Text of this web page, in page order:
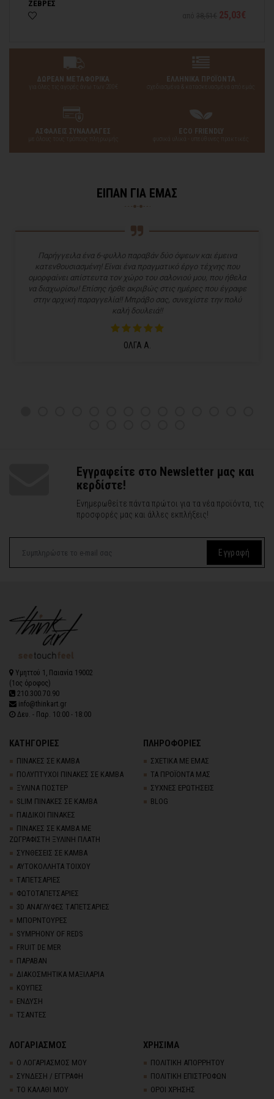
ΖΕΒΡΕΣ
25,03€
ΔΩΡΕΑΝ ΜΕΤΑΦΟΡΙΚΑ
για όλες τις αγορές άνω των 200€
ΕΛΛΗΝΙΚΑ ΠΡΟΪΟΝΤΑ
σχεδιασμένα & κατασκευασμένα από εμάς
ΑΣΦΑΛΕΙΣ ΣΥΝΑΛΛΑΓΕΣ
με όλους τους τρόπους πληρωμής
ECO FRIENDLY
φυσικά υλικά - υπεύθυνες πρακτικές
ΕΙΠΑΝ ΓΙΑ ΕΜΑΣ
Παρήγγειλα ένα 6-φυλλο παραβάν δύο όψεων και έμεινα
κατενθουσιασμένη! Είναι ένα πραγματικό έργο τέχνης που
ομορφαίνει απίστευτα τον χώρο του σαλονιού μου, που ήθελα
να διαχωρίσω! Επίσης ήρθε ακριβώς στις ημέρες που έγραφε
στην αρχική παραγγελία!! Μπράβο σας, συνεχίστε την πολύ
καλή δουλειά!!
ΟΛΓΑ Α.
Εγγραφείτε στο Newsletter μας και
κερδίστε!
Ενημερωθείτε πάντα πρώτοι για τα νέα προϊόντα, τις
προσφορές μας και άλλες εκπλήξεις!
Εγγραφή
Υμηττού 1, Παιανία 19002
(1ος όροφος)
210.300.70.90
info@thinkart.gr
Δευ. - Παρ. 10:00 - 18:00
ΚΑΤΗΓΟΡΙΕΣ
ΠΙΝΑΚΕΣ ΣΕ ΚΑΜΒΑ
ΠΟΛΥΠΤΥΧΟΙ ΠΙΝΑΚΕΣ ΣΕ ΚΑΜΒΑ
ΞΥΛΙΝΑ ΠΟΣΤΕΡ
SLIM ΠΙΝΑΚΕΣ ΣΕ ΚΑΜΒΑ
ΠΑΙΔΙΚΟΙ ΠΙΝΑΚΕΣ
ΠΙΝΑΚΕΣ ΣΕ ΚΑΜΒΑ ΜΕ
ΖΩΓΡΑΦΙΣΤΗ ΞΥΛΙΝΗ ΠΛΑΤΗ
ΣΥΝΘΕΣΕΙΣ ΣΕ ΚΑΜΒΑ
ΑΥΤΟΚΟΛΛΗΤΑ ΤΟΙΧΟΥ
TΑΠΕΤΣΑΡΙΕΣ
ΦΩΤΟΤΑΠΕΤΣΑΡΙΕΣ
3D AΝΑΓΛΥΦΕΣ TΑΠΕΤΣΑΡΙΕΣ
ΜΠΟΡΝΤΟΥΡΕΣ
SYMPHONY OF REDS
FRUIT DE MER
ΠΑΡΑΒΑΝ
ΔΙΑΚΟΣΜΗΤΙΚΑ ΜΑΞΙΛΑΡΙΑ
ΚΟΥΠΕΣ
ΕΝΔΥΣΗ
ΤΣΑΝΤΕΣ
ΠΛΗΡΟΦΟΡΙΕΣ
ΣΧΕΤΙΚΑ ΜΕ ΕΜΑΣ
ΤΑ ΠΡΟΪΟΝΤΑ ΜΑΣ
ΣΥΧΝΕΣ ΕΡΩΤΗΣΕΙΣ
BLOG
ΛΟΓΑΡΙΑΣΜΟΣ
Ο ΛΟΓΑΡΙΑΣΜΟΣ ΜΟΥ
ΣΥΝΔΕΣΗ / ΕΓΓΡΑΦΗ
ΤΟ ΚΑΛΑΘΙ ΜΟΥ
ΧΡΗΣΙΜΑ
ΠΟΛΙΤΙΚΗ ΑΠΟΡΡΗΤΟΥ
ΠΟΛΙΤΙΚΗ ΕΠΙΣΤΡΟΦΩΝ
ΟΡΟΙ ΧΡΗΣΗΣ